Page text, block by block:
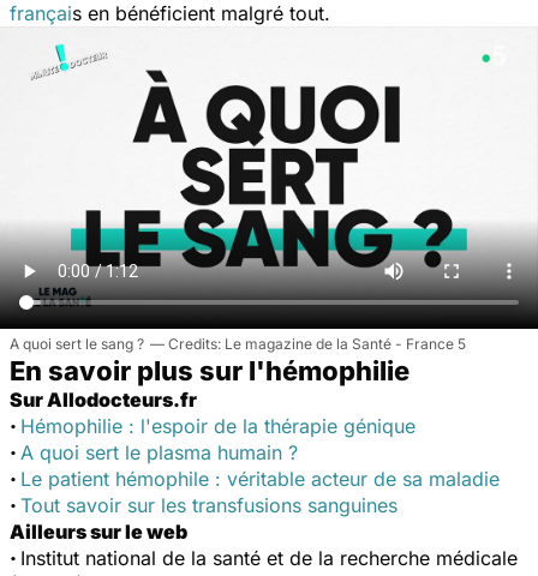
français en bénéficient malgré tout.
A quoi sert le sang ? Le magazine de la Santé - France 5
En savoir plus sur l'hémophilie
Sur Allodocteurs.fr
· Hémophilie : l'espoir de la thérapie génique
· A quoi sert le plasma humain ?
· Le patient hémophile : véritable acteur de sa maladie
· Tout savoir sur les transfusions sanguines
Ailleurs sur le web
· Institut national de la santé et de la recherche médicale